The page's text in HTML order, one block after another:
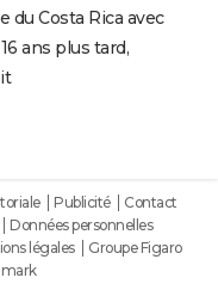
du Costa Rica avec
ans plus tard,
Publicité
Contact
Données personnelles
légales
Groupe Figaro